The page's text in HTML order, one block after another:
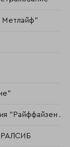
Метлайф"
"Райффайзен